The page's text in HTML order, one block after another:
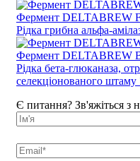
Фермент DELTABREW
Рідка грибна альфа-
Фермент DELTABREW
Рідка бета-глюканаза,
селекціонованого штаму
Є питання? Зв'яжіться з